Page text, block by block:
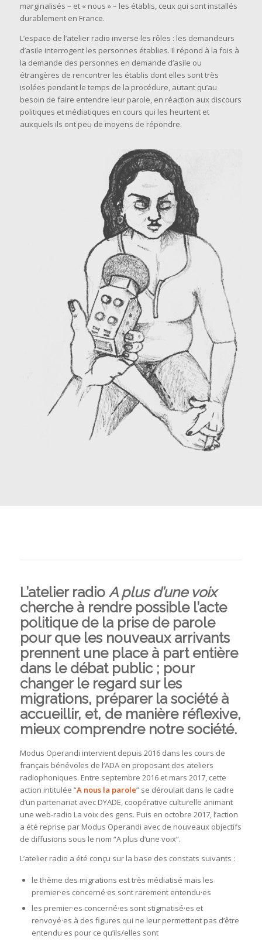
marginalisés – et « nous » – les établis, ceux qui sont installés
durablement en France.
L’espace de l’atelier radio inverse les rôles : les demandeurs
d’asile interrogent les personnes établies. Il répond à la fois à
la demande des personnes en demande d’asile ou
étrangères de rencontrer les établis dont elles sont très
isolées pendant le temps de la procédure, autant qu’au
besoin de faire entendre leur parole, en réaction aux discours
politiques et médiatiques en cours qui les heurtent et
auxquels ils ont peu de moyens de répondre.
L’atelier radio A plus d’une voix
cherche à rendre possible l’acte
politique de la prise de parole
pour que les nouveaux arrivants
prennent une place à part entière
dans le débat public ; pour
changer le regard sur les
migrations, préparer la société à
accueillir, et, de manière réflexive,
mieux comprendre notre société.
Modus Operandi intervient depuis 2016 dans les cours de
français bénévoles de l’ADA en proposant des ateliers
radiophoniques. Entre septembre 2016 et mars 2017, cette
action intitulée “A nous la parole” se déroulait dans le cadre
d’un partenariat avec DYADE, coopérative culturelle animant
une web-radio La voix des gens. Puis en octobre 2017, l’action
a été reprise par Modus Operandi avec de nouveaux objectifs
de diffusions sous le nom “A plus d’une voix”.
L’atelier radio a été conçu sur la base des constats suivants :
le thème des migrations est très médiatisé mais les
premier·es concerné·es sont rarement entendu·es
les premier·es concerné·es sont stigmatisé·es et
renvoyé·es à des figures qui ne leur permettent pas d’être
entendu·es pour ce qu’ils/elles sont